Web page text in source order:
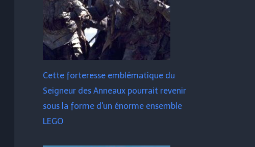
Cette forteresse emblématique du
Seigneur des Anneaux pourrait revenir
sous la forme d'un énorme ensemble
LEGO